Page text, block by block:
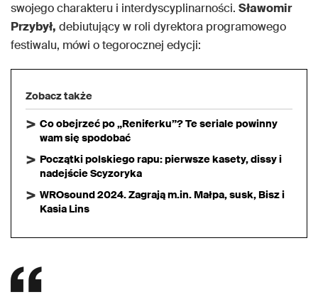
swojego charakteru i interdyscyplinarności. Sławomir
Przybył, debiutujący w roli dyrektora programowego
festiwalu, mówi o tegorocznej edycji:
Zobacz także
Co obejrzeć po „Reniferku”? Te seriale powinny
wam się spodobać
Początki polskiego rapu: pierwsze kasety, dissy i
nadejście Scyzoryka
WROsound 2024. Zagrają m.in. Małpa, susk, Bisz i
Kasia Lins